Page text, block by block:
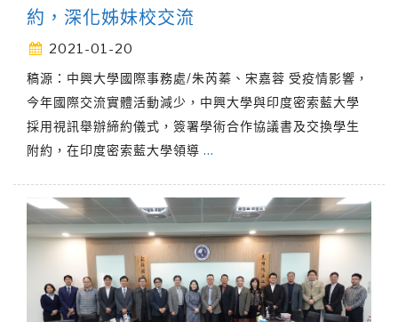
約，深化姊妹校交流
2021-01-20
稿源：中興大學國際事務處/朱芮蓁、宋嘉蓉 受疫情影響，
今年國際交流實體活動減少，中興大學與印度密索藍大學
採用視訊舉辦締約儀式，簽署學術合作協議書及交換學生
附約，在印度密索藍大學領導 …